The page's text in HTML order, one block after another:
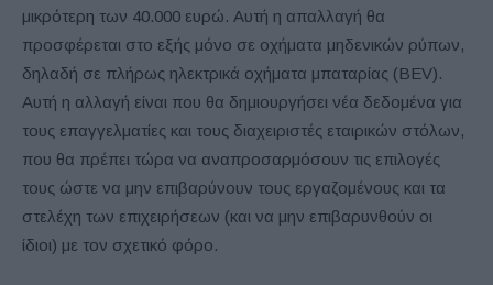
μικρότερη των 40.000 ευρώ. Αυτή η απαλλαγή θα
προσφέρεται στο εξής μόνο σε οχήματα μηδενικών ρύπων,
δηλαδή σε πλήρως ηλεκτρικά οχήματα μπαταρίας (BEV).
Αυτή η αλλαγή είναι που θα δημιουργήσει νέα δεδομένα για
τους επαγγελματίες και τους διαχειριστές εταιρικών στόλων,
που θα πρέπει τώρα να αναπροσαρμόσουν τις επιλογές
τους ώστε να μην επιβαρύνουν τους εργαζομένους και τα
στελέχη των επιχειρήσεων (και να μην επιβαρυνθούν οι
ίδιοι) με τον σχετικό φόρο.